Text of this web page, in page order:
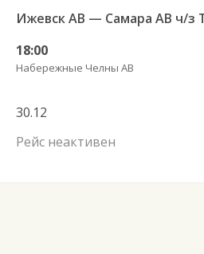
Ижевск АВ — Самара АВ ч/з
18:00
Набережные Челны АВ
30.12
Рейс неактивен